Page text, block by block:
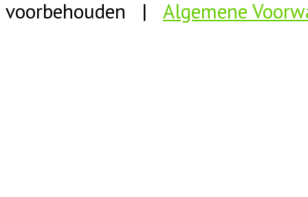
voorbehouden | Algemene